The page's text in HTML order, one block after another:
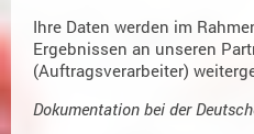
Ihre Daten werden im
Ergebnissen an unseren
(Auftragsverarbeiter)
Dokumentation bei der